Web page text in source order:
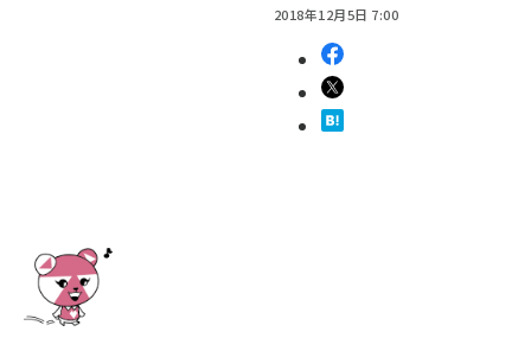
2018年12月5日 7:00